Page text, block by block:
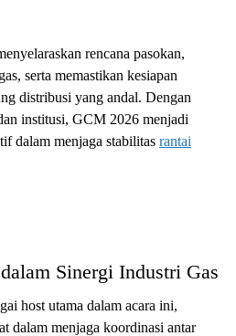
rencana pasokan,
serta memastikan kesiapan
distribusi yang andal. Dengan
institusi, GCM 2026 menjadi
dalam menjaga stabilitas rantai
Sinergi Industri Gas
host utama dalam acara ini,
dalam menjaga koordinasi antar